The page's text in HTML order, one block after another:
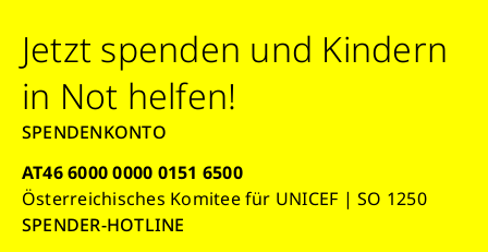
Jetzt spenden und Kindern
in Not helfen!
SPENDENKONTO
AT46 6000 0000 0151 6500
Österreichisches Komitee für UNICEF | SO 1250
SPENDER-HOTLINE